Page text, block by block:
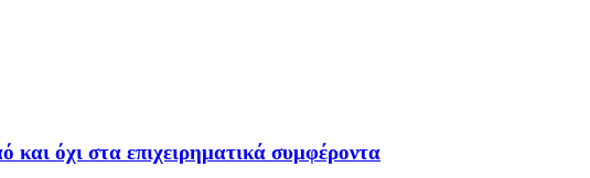
όχι στα επιχειρηματικά συμφέροντα